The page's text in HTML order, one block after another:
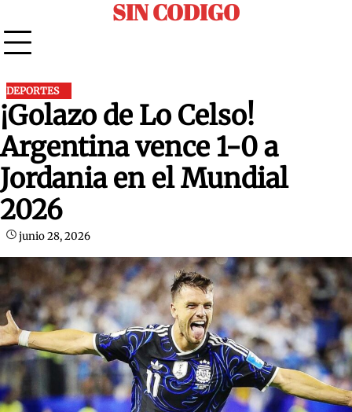
to
content
SIN CODIGO
DEPORTES
¡Golazo de Lo Celso!
Argentina vence 1-0 a
Jordania en el Mundial
2026
junio 28, 2026